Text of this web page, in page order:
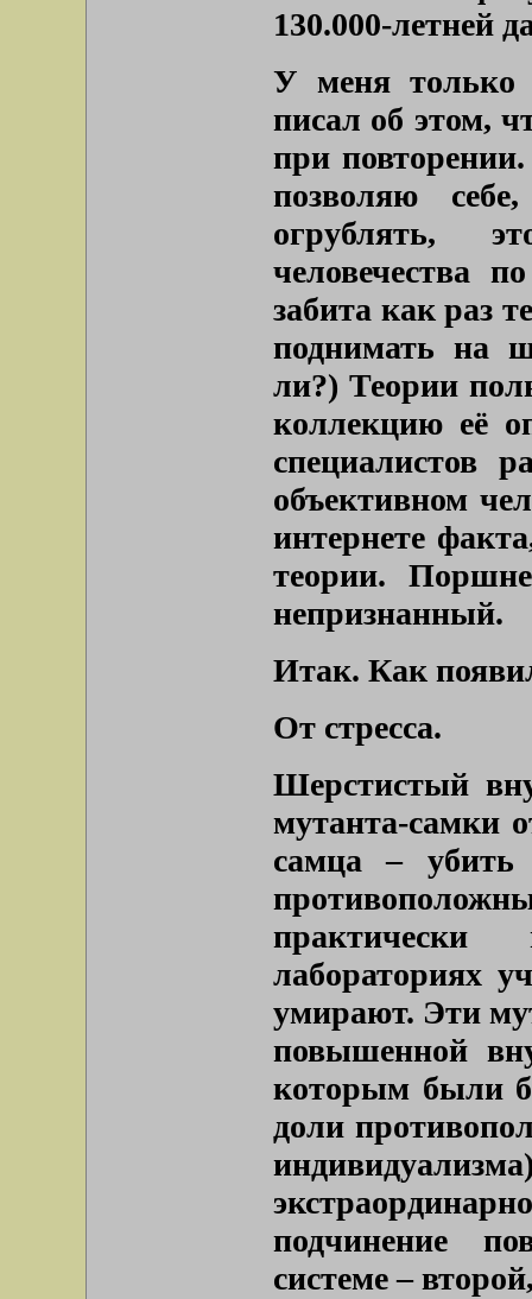
130.000-летней
У меня только
писал об этом,
при
позволяю себе,
огрублять,
человечества
забита как раз
поднимать на
ли?) Теории
коллекцию её
специалистов
объективном
интернете
теории.
непризнанный.
Итак. Как
От стресса.
Шерстистый
мутанта-самки
самца – убить
лабораториях
умирают. Эти
повышенной
которым были
доли
подчинение
системе –